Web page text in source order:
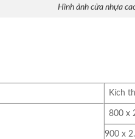
Hình ảnh cửa nhựa
Kích
800 x
900 x